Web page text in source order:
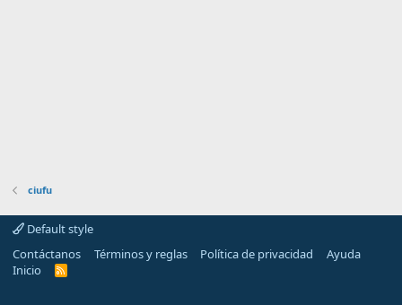
ciufu
Default style
Contáctanos
Términos y reglas Política de privacidad
Ayuda
Inicio
R